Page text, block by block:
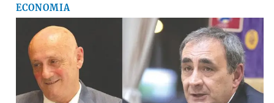
ECONOMIA